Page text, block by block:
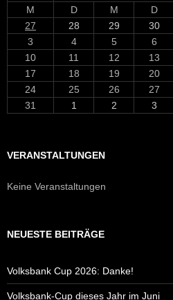
M D M D
27
28 29 30
3
4 5 6
10
11 12 13
17
18 19 20
24
25 26 27
31
1 2 3
VERANSTALTUNGEN
Keine Veranstaltungen
NEUESTE BEITRÄGE
Volksbank Cup 2026: Danke!
Volksbank-Cup dieses Jahr im Juni